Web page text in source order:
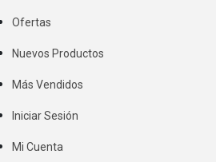
Ofertas
Nuevos Productos
Más Vendidos
Iniciar Sesión
Mi Cuenta